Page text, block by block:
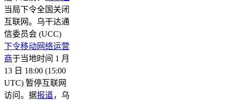
当局下令全国关闭
互联网。乌干达通
信委员会 (UCC)
下令移动网络运营
商于当地时间 1 月
13 日 18:00 (15:00
UTC) 暂停互联网
访问。据报道，乌